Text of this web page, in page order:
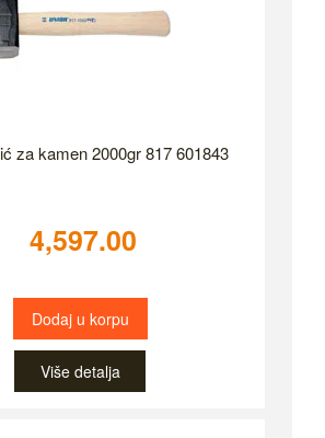
za kamen 2000gr 817 601843
4,597.00
Dodaj u korpu
Više detalja